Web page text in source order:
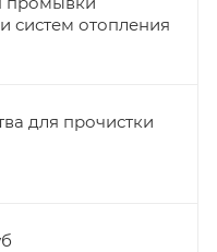
систем отопления
для прочистки